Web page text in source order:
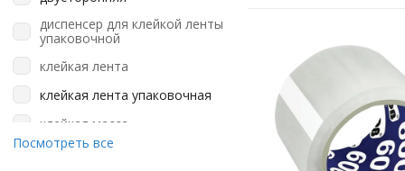
серый
синий
черный
диспенсер для клейкой ленты
упаковочной
клейкая лента
клейкая лента упаковочная
клейкая масса
монтажная лента
Посмотреть все